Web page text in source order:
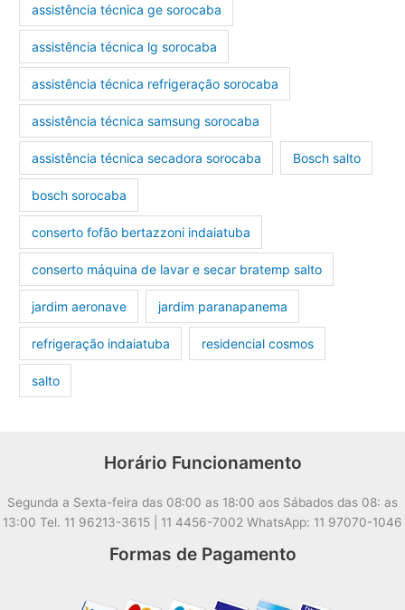
assistência técnica ge sorocaba
assistência técnica lg sorocaba
assistência técnica refrigeração sorocaba
assistência técnica samsung sorocaba
assistência técnica secadora sorocaba Bosch salto
bosch sorocaba
conserto fofão bertazzoni indaiatuba
conserto máquina de lavar e secar bratemp salto
jardim aeronave jardim paranapanema
refrigeração indaiatuba residencial cosmos
salto
Horário Funcionamento
Segunda a Sexta-feira das 08:00 as 18:00 aos Sábados das 08: as
13:00 Tel. 11 96213-3615 | 11 4456-7002 WhatsApp: 11 97070-1046
Formas de Pagamento